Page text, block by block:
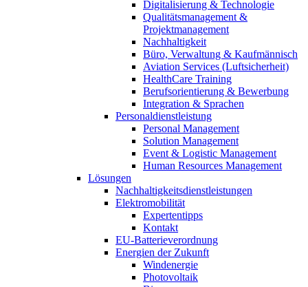
Digitalisierung & Technologie
Qualitätsmanagement &
Projektmanagement
Nachhaltigkeit
Büro, Verwaltung & Kaufmännisch
Aviation Services (Luftsicherheit)
HealthCare Training
Berufsorientierung & Bewerbung
Integration & Sprachen
Personaldienstleistung
Personal Management
Solution Management
Event & Logistic Management
Human Resources Management
Lösungen
Nachhaltigkeitsdienstleistungen
Elektromobilität
Expertentipps
Kontakt
EU-Batterieverordnung
Energien der Zukunft
Windenergie
Photovoltaik